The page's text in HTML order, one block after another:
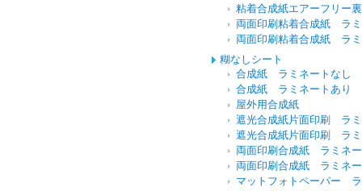
粘着合成紙エアーフリー
両面印刷粘着合成紙 ラ
両面印刷粘着合成紙 ラ
糊なしシート
合成紙 ラミネートなし
合成紙 ラミネートあり
屋外用合成紙
遮光合成紙片面印刷 ラ
遮光合成紙片面印刷 ラ
両面印刷合成紙 ラミネ
両面印刷合成紙 ラミネ
マットフォトペーパー